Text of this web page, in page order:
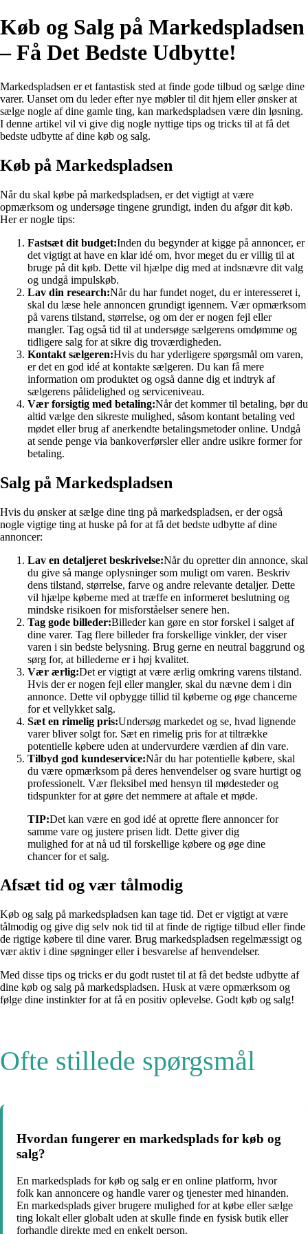
Køb og Salg på Markedspladsen
– Få Det Bedste Udbytte!
Markedspladsen er et fantastisk sted at finde gode tilbud og sælge dine
varer. Uanset om du leder efter nye møbler til dit hjem eller ønsker at
sælge nogle af dine gamle ting, kan markedspladsen være din løsning.
I denne artikel vil vi give dig nogle nyttige tips og tricks til at få det
bedste udbytte af dine køb og salg.
Køb på Markedspladsen
Når du skal købe på markedspladsen, er det vigtigt at være
opmærksom og undersøge tingene grundigt, inden du afgør dit køb.
Her er nogle tips:
Fastsæt dit budget:Inden du begynder at kigge på annoncer, er
det vigtigt at have en klar idé om, hvor meget du er villig til at
bruge på dit køb. Dette vil hjælpe dig med at indsnævre dit valg
og undgå impulskøb.
Lav din research:Når du har fundet noget, du er interesseret i,
skal du læse hele annoncen grundigt igennem. Vær opmærksom
på varens tilstand, størrelse, og om der er nogen fejl eller
mangler. Tag også tid til at undersøge sælgerens omdømme og
tidligere salg for at sikre dig troværdigheden.
Kontakt sælgeren:Hvis du har yderligere spørgsmål om varen,
er det en god idé at kontakte sælgeren. Du kan få mere
information om produktet og også danne dig et indtryk af
sælgerens pålidelighed og serviceniveau.
Vær forsigtig med betaling:Når det kommer til betaling, bør du
altid vælge den sikreste mulighed, såsom kontant betaling ved
mødet eller brug af anerkendte betalingsmetoder online. Undgå
at sende penge via bankoverførsler eller andre usikre former for
betaling.
Salg på Markedspladsen
Hvis du ønsker at sælge dine ting på markedspladsen, er der også
nogle vigtige ting at huske på for at få det bedste udbytte af dine
annoncer:
Lav en detaljeret beskrivelse:Når du opretter din annonce, skal
du give så mange oplysninger som muligt om varen. Beskriv
dens tilstand, størrelse, farve og andre relevante detaljer. Dette
vil hjælpe køberne med at træffe en informeret beslutning og
mindske risikoen for misforståelser senere hen.
Tag gode billeder:Billeder kan gøre en stor forskel i salget af
dine varer. Tag flere billeder fra forskellige vinkler, der viser
varen i sin bedste belysning. Brug gerne en neutral baggrund og
sørg for, at billederne er i høj kvalitet.
Vær ærlig:Det er vigtigt at være ærlig omkring varens tilstand.
Hvis der er nogen fejl eller mangler, skal du nævne dem i din
annonce. Dette vil opbygge tillid til køberne og øge chancerne
for et vellykket salg.
Sæt en rimelig pris:Undersøg markedet og se, hvad lignende
varer bliver solgt for. Sæt en rimelig pris for at tiltrække
potentielle købere uden at undervurdere værdien af din vare.
Tilbyd god kundeservice:Når du har potentielle købere, skal
du være opmærksom på deres henvendelser og svare hurtigt og
professionelt. Vær fleksibel med hensyn til mødesteder og
tidspunkter for at gøre det nemmere at aftale et møde.
TIP:Det kan være en god idé at oprette flere annoncer for
samme vare og justere prisen lidt. Dette giver dig
mulighed for at nå ud til forskellige købere og øge dine
chancer for et salg.
Afsæt tid og vær tålmodig
Køb og salg på markedspladsen kan tage tid. Det er vigtigt at være
tålmodig og give dig selv nok tid til at finde de rigtige tilbud eller finde
de rigtige købere til dine varer. Brug markedspladsen regelmæssigt og
vær aktiv i dine søgninger eller i besvarelse af henvendelser.
Med disse tips og tricks er du godt rustet til at få det bedste udbytte af
dine køb og salg på markedspladsen. Husk at være opmærksom og
følge dine instinkter for at få en positiv oplevelse. Godt køb og salg!
Ofte stillede spørgsmål
Hvordan fungerer en markedsplads for køb og
salg?
En markedsplads for køb og salg er en online platform, hvor
folk kan annoncere og handle varer og tjenester med hinanden.
En markedsplads giver brugere mulighed for at købe eller sælge
ting lokalt eller globalt uden at skulle finde en fysisk butik eller
forhandle direkte med en enkelt person.